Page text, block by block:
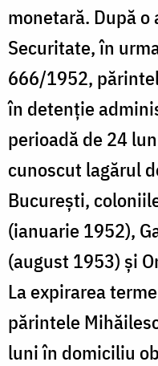
monetară. După
Securitate, în
666/1952,
în detenție
perioadă de 24
cunoscut lagărul
București,
(ianuarie 1952),
(august 1953) și
La expirarea
părintele
luni în domiciliu